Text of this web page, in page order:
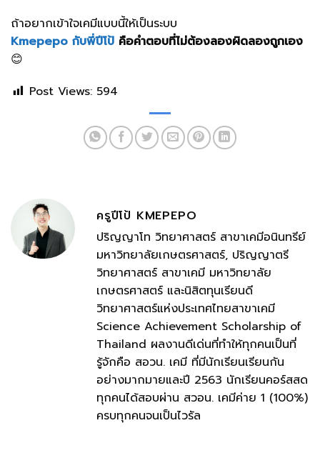
ถ้าอยากเข้าใจเคมีแบบนี้ให้เป็นระบบ
Kmepepo กับพี่ปีโป้ คือคำตอบที่ไม่ต้องลองผิดลองถูกเอง
😊
Post Views: 594
ครูปีโป้ KMEPEPO
ปริญญาโท วิทยาศาสตร์ สาขาเคมีอนินทรีย์
มหาวิทยาลัยเกษตรศาสตร์, ปริญญาตรี
วิทยาศาสตร์ สาขาเคมี มหาวิทยาลัย
เกษตรศาสตร์ และนิสิตทุนเรียนดี
วิทยาศาสตร์แห่งประเทศไทยสาขาเคมี
Science Achievement Scholarship of
Thailand ผลงานดีเด่นที่ทำให้ทุกคนเป็นที่
รู้จักคือ สอวน. เคมี ที่มีนักเรียนเรียนกัน
อย่างมากมายและปี 2563 นักเรียนคอร์สสด
ทุกคนได้สอบผ่าน สวอน. เคมีค่าย 1 (100%)
ครบทุกคนจนเป็นไวรัล